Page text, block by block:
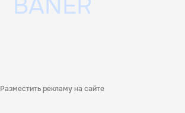
Разместить рекламу на сайте